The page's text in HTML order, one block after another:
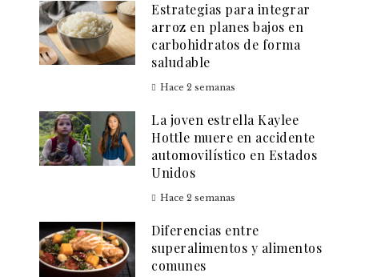
Estrategias para integrar
arroz en planes bajos en
carbohidratos de forma
saludable
Hace 2 semanas
La joven estrella Kaylee
Hottle muere en accidente
automovilístico en Estados
Unidos
Hace 2 semanas
Diferencias entre
superalimentos y alimentos
comunes